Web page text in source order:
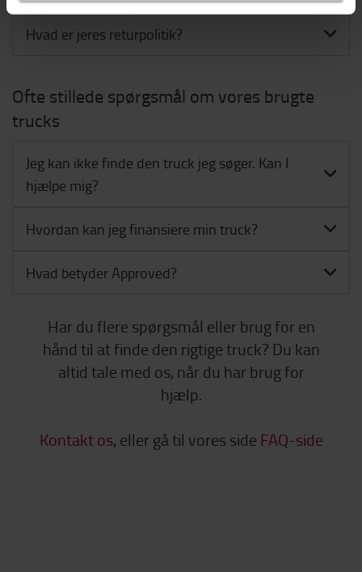
Hvad er jeres returpolitik?
Ofte stillede spørgsmål om vores brugte
trucks
Jeg kan ikke finde den truck jeg søger. Kan I
hjælpe mig?
Hvordan kan jeg finansiere min truck?
Hvad betyder Approved?
Har du flere spørgsmål eller brug for en
hånd til at finde den rigtige truck? Du kan
altid tale med os, når du har brug for
hjælp.
Kontakt os, eller gå til vores side FAQ-side